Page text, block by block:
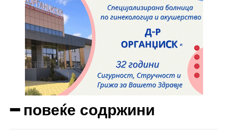
━ повеќе содржини